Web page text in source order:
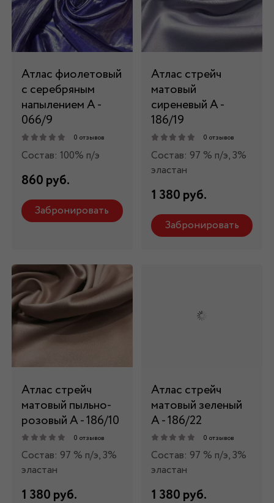
Атлас фиолетовый
с серебряным
напылением А -
066/9
0 отзывов
Состав: 100% п/э
860 руб.
Забронировать
Атлас стрейч
матовый
сиреневый А -
186/19
0 отзывов
Состав: 97 % п/э, 3%
эластан
1 380 руб.
Забронировать
Атлас стрейч
матовый пыльно-
розовый А - 186/10
0 отзывов
Состав: 97 % п/э, 3%
эластан
1 380 руб.
Атлас стрейч
матовый зеленый
А - 186/22
0 отзывов
Состав: 97 % п/э, 3%
эластан
1 380 руб.